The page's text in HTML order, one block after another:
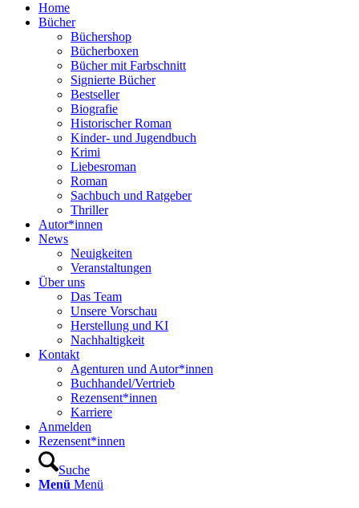
Home
Bücher
Büchershop
Bücherboxen
Bücher mit Farbschnitt
Signierte Bücher
Bestseller
Biografie
Historischer Roman
Kinder- und Jugendbuch
Krimi
Liebesroman
Roman
Sachbuch und Ratgeber
Thriller
Autor*innen
News
Neuigkeiten
Veranstaltungen
Über uns
Das Team
Unsere Vorschau
Herstellung und KI
Nachhaltigkeit
Kontakt
Agenturen und Autor*innen
Buchhandel/Vertrieb
Rezensent*innen
Karriere
Anmelden
Rezensent*innen
Suche
Menü Menü